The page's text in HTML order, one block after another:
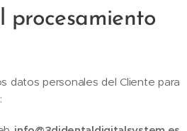
procesamiento
datos personales del Cliente para